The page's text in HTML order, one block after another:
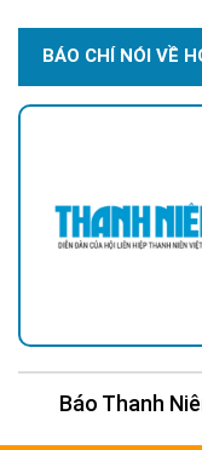
BÁO CHÍ NÓI VỀ
Báo